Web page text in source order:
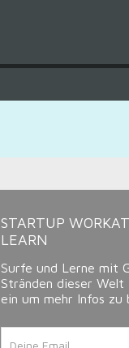
STARTUP
LEARN
Surfe und Lerne mit
Stränden dieser
ein um mehr Infos zu